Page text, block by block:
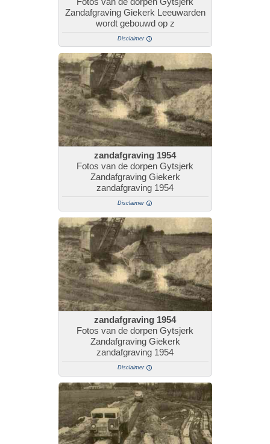
Zandafgraving Giekerk Leeuwarden
wordt gebouwd op z
Disclaimer
zandafgraving 1954
Fotos van de dorpen Gytsjerk
Zandafgraving Giekerk
zandafgraving 1954
Disclaimer
zandafgraving 1954
Fotos van de dorpen Gytsjerk
Zandafgraving Giekerk
zandafgraving 1954
Disclaimer